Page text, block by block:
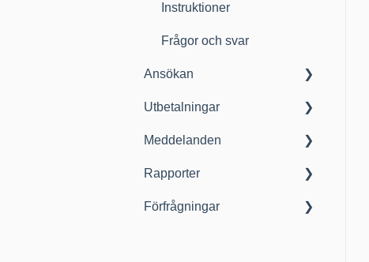
Instruktioner
Frågor och svar
Ansökan
Instruktioner
Frågor och svar
Utbetalningar
Instruktioner
Meddelanden
Instruktioner
Rapporter
Instruktioner
Förfrågningar